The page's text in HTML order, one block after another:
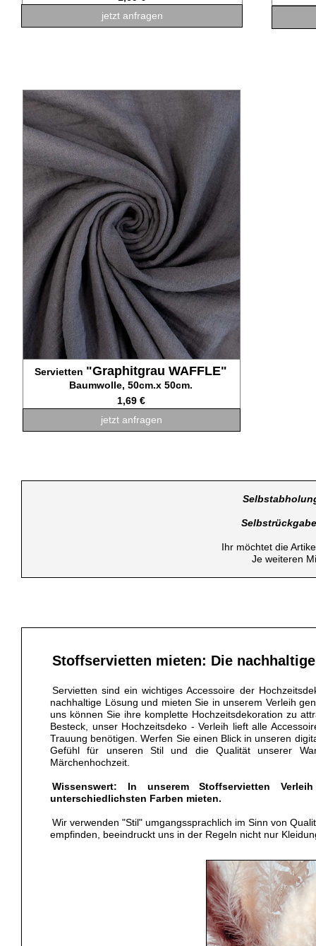
jetzt anfragen
Servietten "Graphitgrau WAFFLE"
Baumwolle, 50cm.x 50cm.
1,69 €
jetzt anfragen
Ihr möchtet die
Je weiteren
Stoffservietten mieten: Die
Servietten sind ein wichtiges Accessoire der
nachhaltige Lösung und mieten Sie in unserem Verleih
uns können Sie ihre komplette Hochzeitsdekoration zu
Besteck, unser Hochzeitsdeko - Verleih lieft alle
Trauung benötigen. Werfen Sie einen Blick in unseren
Gefühl für unseren Stil und die Qualität unserer
Märchenhochzeit.
Wissenswert: In unserem Stoffservietten
unterschiedlichsten Farben mieten.
Wir verwenden "Stil" umgangssprachlich im Sinn von
empfinden, beeindruckt uns in der Regeln nicht nur